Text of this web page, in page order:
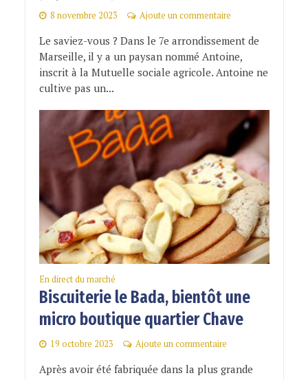
8 novembre 2023 Ajoute un commentaire
Le saviez-vous ? Dans le 7e arrondissement de
Marseille, il y a un paysan nommé Antoine,
inscrit à la Mutuelle sociale agricole. Antoine ne
cultive pas un...
En direct du marché
Biscuiterie le Bada, bientôt une
micro boutique quartier Chave
19 octobre 2023 Ajoute un commentaire
Après avoir été fabriquée dans la plus grande